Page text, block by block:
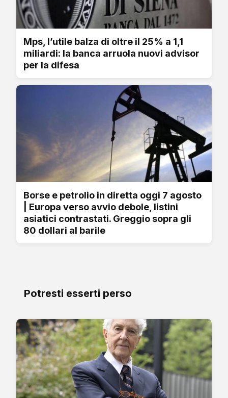
Mps, l’utile balza di oltre il 25% a 1,1
miliardi: la banca arruola nuovi advisor
per la difesa
Borse e petrolio in diretta oggi 7 agosto
| Europa verso avvio debole, listini
asiatici contrastati. Greggio sopra gli
80 dollari al barile
Potresti esserti perso